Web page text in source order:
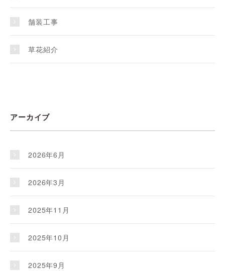
舗装工事
草花紹介
アーカイブ
2026年6月
2026年3月
2025年11月
2025年10月
2025年9月